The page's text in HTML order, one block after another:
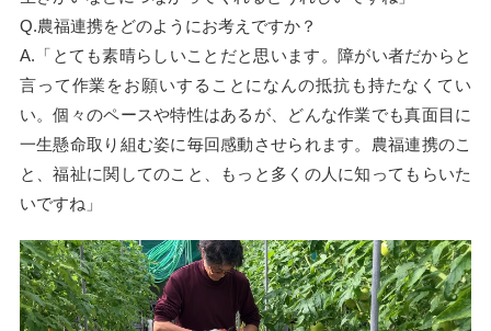
Q.農福連携をどのようにお考えですか？
A.「とても素晴らしいことだと思います。障がい者だからと
言って作業をお願いすることになんの抵抗も持たなくてい
い。個々のペースや特性はあるが、どんな作業でも真面目に
一生懸命取り組む姿に毎回感動させられます。農福連携のこ
と、福祉に関してのこと、もっと多くの人に知ってもらいた
いですね」